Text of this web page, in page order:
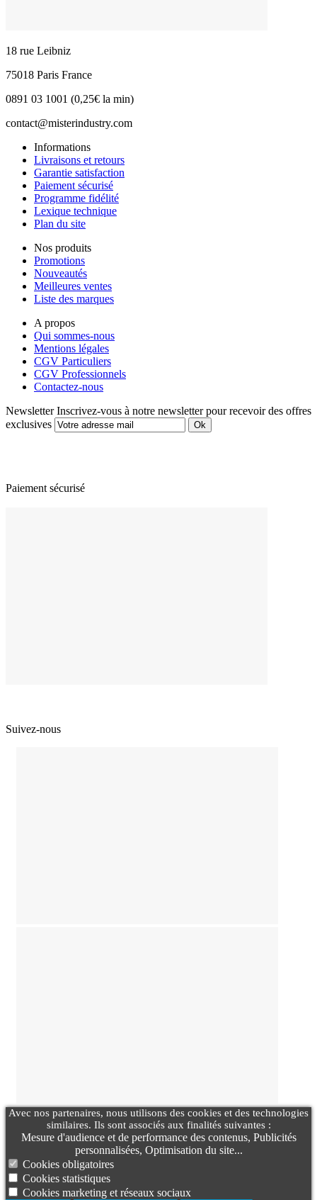
18 rue Leibniz
75018 Paris France
0891 03 1001 (0,25€ la min)
contact@misterindustry.com
Informations
Livraisons et retours
Garantie satisfaction
Paiement sécurisé
Programme fidélité
Lexique technique
Plan du site
Nos produits
Promotions
Nouveautés
Meilleures ventes
Liste des marques
A propos
Qui sommes-nous
Mentions légales
CGV Particuliers
CGV Professionnels
Contactez-nous
Newsletter Inscrivez-vous à notre newsletter pour recevoir des offres
exclusives
Paiement sécurisé
Suivez-nous
Avec nos partenaires, nous utilisons des cookies et des technologies
similaires. Ils sont associés aux finalités suivantes :
Mesure d'audience et de performance des contenus, Publicités
personnalisées, Optimisation du site...
Cookies obligatoires
Cookies statistiques
Cookies marketing et réseaux sociaux